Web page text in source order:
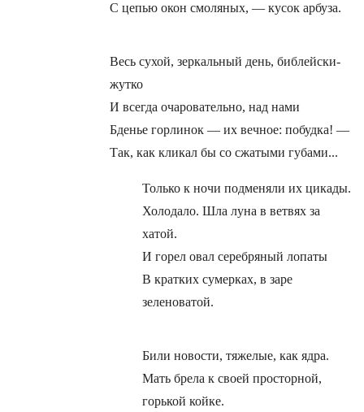
С цепью окон смоляных, — кусок арбуза.
Весь сухой, зеркальный день, библейски-
жутко
И всегда очаровательно, над нами
Бденье горлинок — их вечное: побудка! —
Так, как кликал бы со сжатыми губами...
Только к ночи подменяли их цикады.
Холодало. Шла луна в ветвях за
хатой.
И горел овал серебряный лопаты
В кратких сумерках, в заре
зеленоватой.
Били новости, тяжелые, как ядра.
Мать брела к своей просторной,
горькой койке.